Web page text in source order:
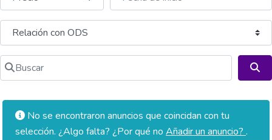
Buscar
No se encontraron anuncios que coincidan con tu
selección. ¿Algo falta? ¿Por qué no Añadir un anuncio? .